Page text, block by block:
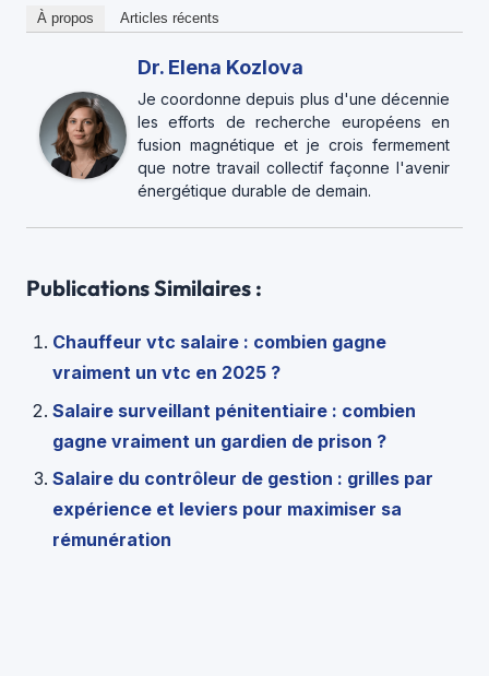
À propos Articles récents
Dr. Elena Kozlova
Je coordonne depuis plus d'une décennie
les efforts de recherche européens en
fusion magnétique et je crois fermement
que notre travail collectif façonne l'avenir
énergétique durable de demain.
Publications Similaires :
Chauffeur vtc salaire : combien gagne
vraiment un vtc en 2025 ?
Salaire surveillant pénitentiaire : combien
gagne vraiment un gardien de prison ?
Salaire du contrôleur de gestion : grilles par
expérience et leviers pour maximiser sa
rémunération